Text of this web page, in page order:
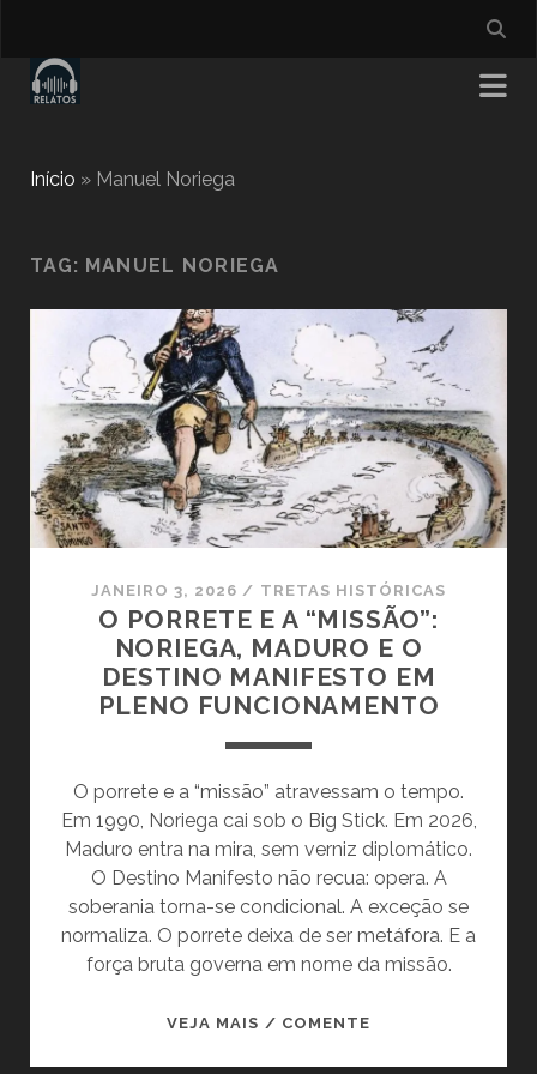
Início » Manuel Noriega
TAG: MANUEL NORIEGA
JANEIRO 3, 2026 / TRETAS HISTÓRICAS
O PORRETE E A “MISSÃO”:
NORIEGA, MADURO E O
DESTINO MANIFESTO EM
PLENO FUNCIONAMENTO
O porrete e a “missão” atravessam o tempo.
Em 1990, Noriega cai sob o Big Stick. Em 2026,
Maduro entra na mira, sem verniz diplomático.
O Destino Manifesto não recua: opera. A
soberania torna-se condicional. A exceção se
normaliza. O porrete deixa de ser metáfora. E a
força bruta governa em nome da missão.
VEJA MAIS / COMENTEO